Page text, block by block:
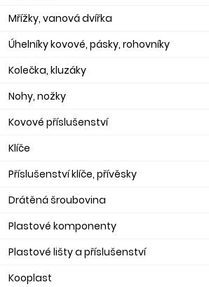
Mřížky, vanová dvířka
Úhelníky kovové, pásky, rohovníky
Kolečka, kluzáky
Nohy, nožky
Kovové příslušenství
Klíče
Příslušenství klíče, přívěsky
Drátěná šroubovina
Plastové komponenty
Plastové lišty a příslušenství
Kooplast